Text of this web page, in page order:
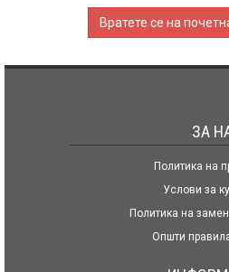
Вратете се на
ЗА
Политика на
Услови за
Политика на
Општи